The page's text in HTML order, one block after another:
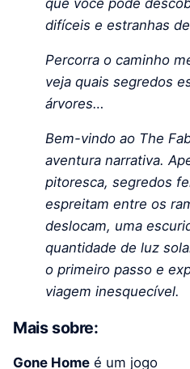
difíceis e estranhas
Percorra o caminho
veja quais segredos
árvores…
Bem-vindo ao The
aventura narrativa.
pitoresca, segredos
espreitam entre os
deslocam, uma
quantidade de luz
o primeiro passo e
viagem inesquecível.
Mais sobre:
Gone Home é um jogo